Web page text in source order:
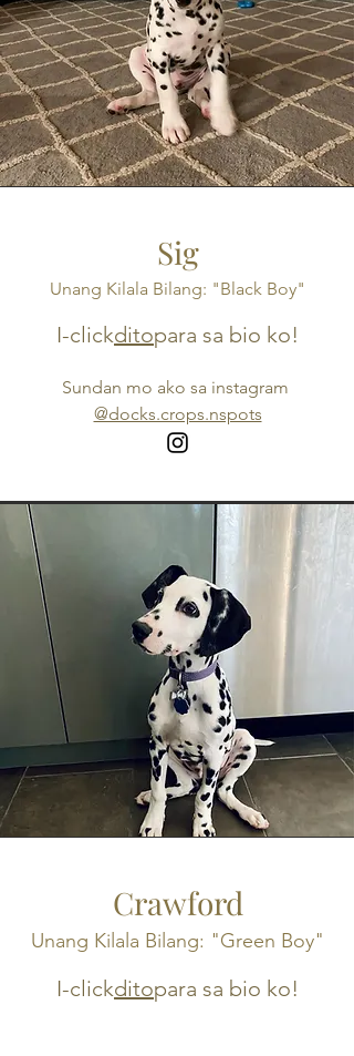
Sig
Unang Kilala Bilang: "Black Boy"
I-clickditopara sa bio ko!
Sundan mo ako sa instagram
@docks.crops.nspots
Crawford
Unang Kilala Bilang: "Green Boy"
I-clickditopara sa bio ko!